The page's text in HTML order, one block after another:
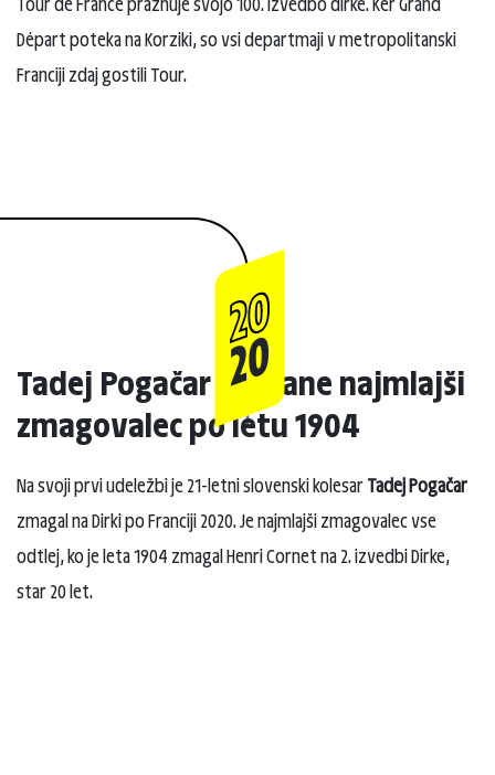
Départ poteka na Korziki, so vsi departmaji v metropolitanski
Franciji zdaj gostili Tour.
20
20
Tadej Pogačar postane najmlajši
zmagovalec po letu 1904
Na svoji prvi udeležbi je 21-letni slovenski kolesarTadej Pogačar
zmagal na Dirki po Franciji 2020. Je najmlajši zmagovalec vse
odtlej, ko je leta 1904 zmagal Henri Cornet na 2. izvedbi Dirke,
star 20 let.